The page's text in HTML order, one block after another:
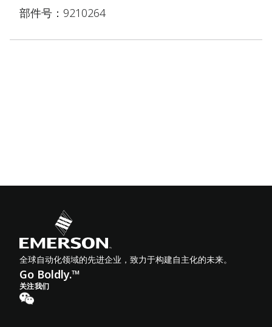
部件号：9210264
全球自动化领域的先进企业，致力于构建自主化的未来。
Go Boldly.™
关注我们